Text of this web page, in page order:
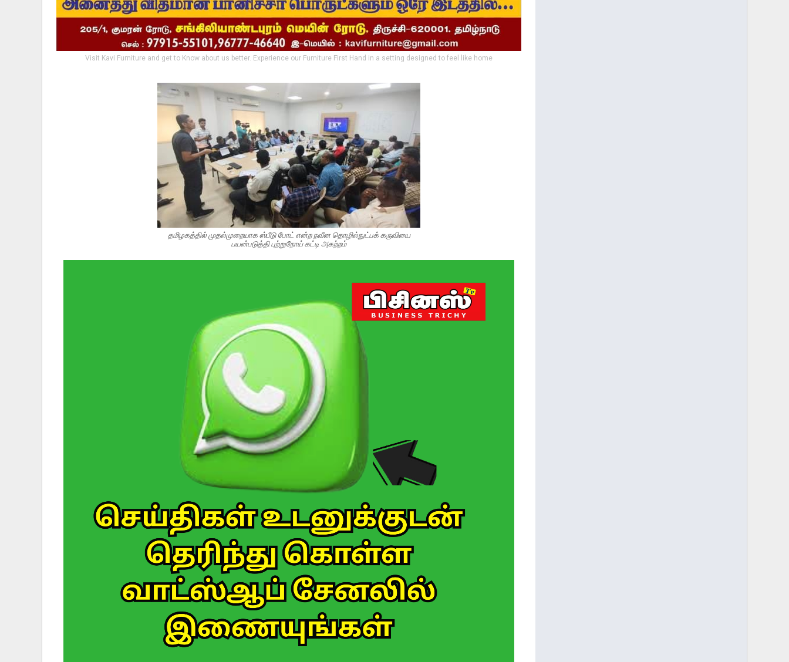
Visit Kavi Furniture and get to Know about us better. Experience our Furniture First Hand in a setting designed to feel like home
தமிழகத்தில் முதல்முறையாக ஸ்பீடு போட் என்ற நவீன தொழில்நுட்பக் கருவியை
பயன்படுத்தி புற்றுநோய் கட்டி அகற்றம்